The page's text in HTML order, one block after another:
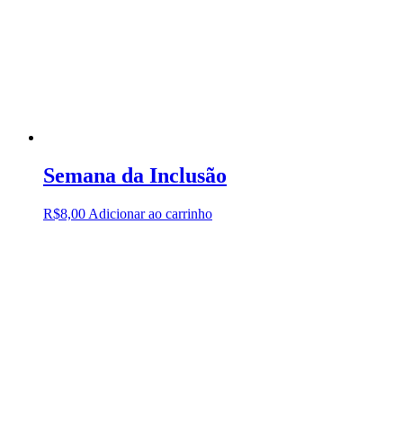
Semana da Inclusão
R$8,00 Adicionar ao carrinho